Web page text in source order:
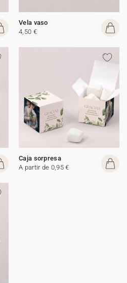
Vela vaso
4,50 €
Caja sorpresa
A partir de 0,95 €